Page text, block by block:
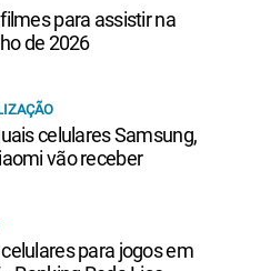
para assistir na
de 2026
celulares Samsung,
vão receber
para jogos em